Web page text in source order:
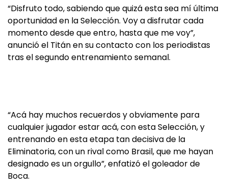
“Disfruto todo, sabiendo que quizá esta sea mí última
oportunidad en la Selección. Voy a disfrutar cada
momento desde que entro, hasta que me voy”,
anunció el Titán en su contacto con los periodistas
tras el segundo entrenamiento semanal.
“Acá hay muchos recuerdos y obviamente para
cualquier jugador estar acá, con esta Selección, y
entrenando en esta etapa tan decisiva de la
Eliminatoria, con un rival como Brasil, que me hayan
designado es un orgullo”, enfatizó el goleador de
Boca.